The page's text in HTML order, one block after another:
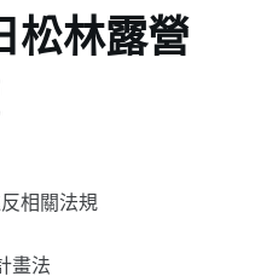
松林露營
相關法規
畫法